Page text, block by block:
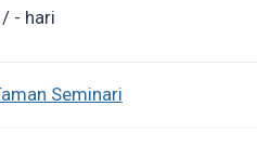
- hari
Seminari